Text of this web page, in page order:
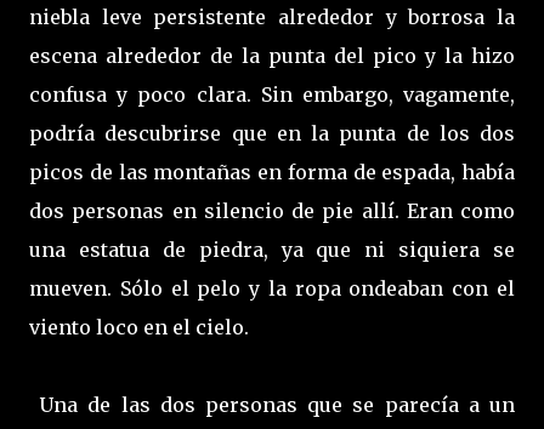
niebla leve persistente alrededor y borrosa la
escena alrededor de la punta del pico y la hizo
confusa y poco clara. Sin embargo, vagamente,
podría descubrirse que en la punta de los dos
picos de las montañas en forma de espada, había
dos personas en silencio de pie allí. Eran como
una estatua de piedra, ya que ni siquiera se
mueven. Sólo el pelo y la ropa ondeaban con el
viento loco en el cielo.
Una de las dos personas que se parecía a un